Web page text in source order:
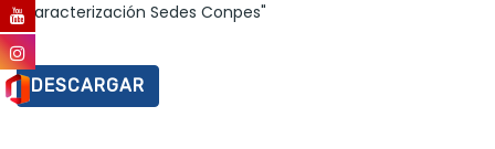
"Caracterización Sedes Conpes"
DESCARGAR